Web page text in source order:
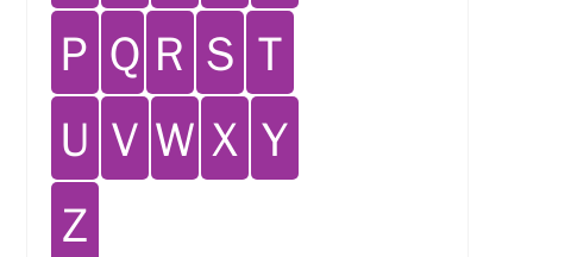
Ｐ Ｑ Ｒ Ｓ Ｔ
Ｕ Ｖ Ｗ Ｘ Ｙ
Ｚ